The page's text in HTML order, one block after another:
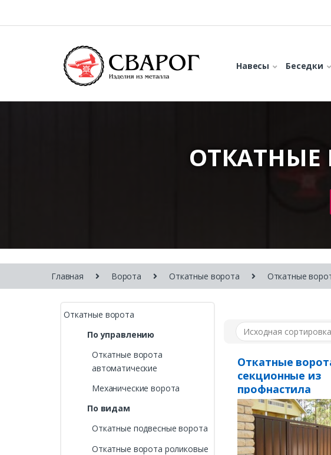
Навесы Беседки
ОТКАТНЫЕ
Главная Ворота Откатные ворота Откатные
Откатные
секционные из
профнастила
Откатные ворота
По управлению
Откатные ворота
автоматические
Механические ворота
По видам
Откатные подвесные ворота
Откатные ворота роликовые